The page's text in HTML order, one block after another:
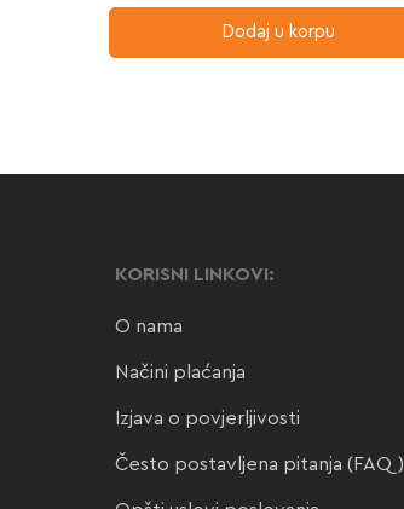
Dodaj u korpu
KORISNI LINKOVI:
O nama
Načini plaćanja
Izjava o povjerljivosti
Često postavljena pitanja (FAQ)